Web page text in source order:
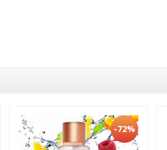
-72%